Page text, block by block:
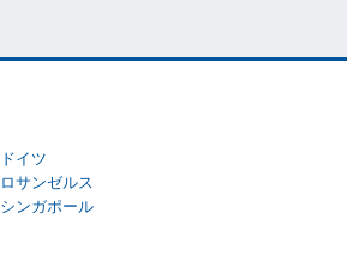
ドイツ
ロサンゼルス
シンガポール